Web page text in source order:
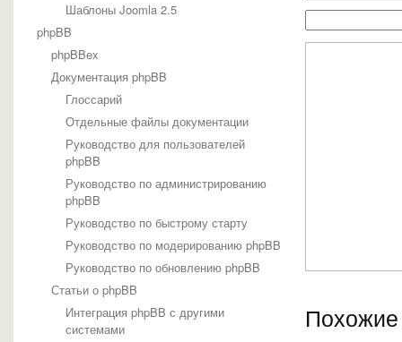
Язык JavaScript
Язык PHP
Шаблоны Joomla 2.5
phpBB
phpBBex
Документация phpBB
Глоссарий
Отдельные файлы документации
Руководство для пользователей
phpBB
Руководство по администрированию
phpBB
Руководство по быстрому старту
Руководство по модерированию phpBB
Руководство по обновлению phpBB
Статьи о phpBB
Интеграция phpBB с другими
системами
Похожие